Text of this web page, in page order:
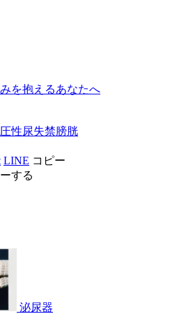
を抱えるあなたへ
性尿失禁膀胱
LINE コピー
する
泌尿器